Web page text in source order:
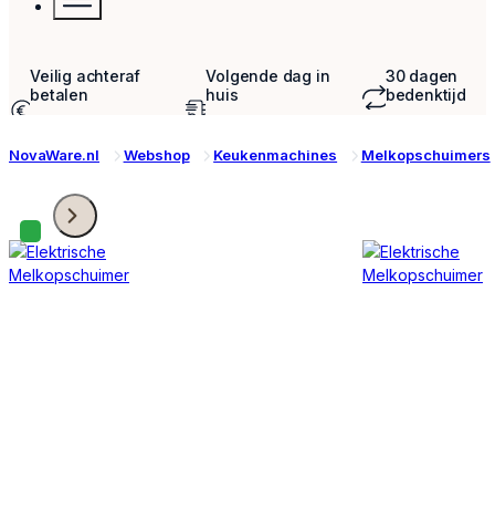
Veilig achteraf
betalen
Klarna
Volgende dag in
huis
23:59
30 dagen
bedenktijd
NovaWare.nl
Webshop Keukenmachines Melkopschuimers